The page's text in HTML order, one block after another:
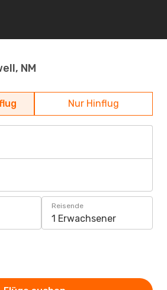
NM
Nur Hinflug
Reisende
1 Erwachsener